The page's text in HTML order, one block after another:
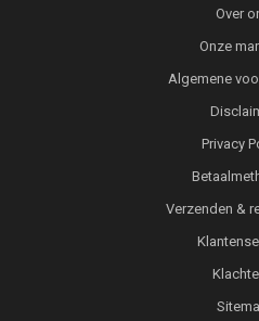
Over
Onze
Algemene
Privacy
Verzenden &